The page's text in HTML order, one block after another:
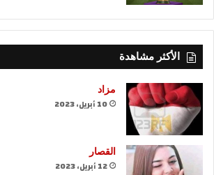
الأكثر مشاهدة
مزاد
10 أبريل، 2023
القصار
12 أبريل، 2023